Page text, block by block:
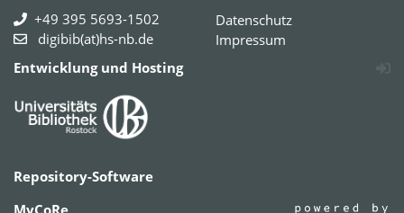
+49 395 5693-1502
digibib(at)hs-nb.de
Datenschutz
Impressum
Entwicklung und Hosting
Repository-Software